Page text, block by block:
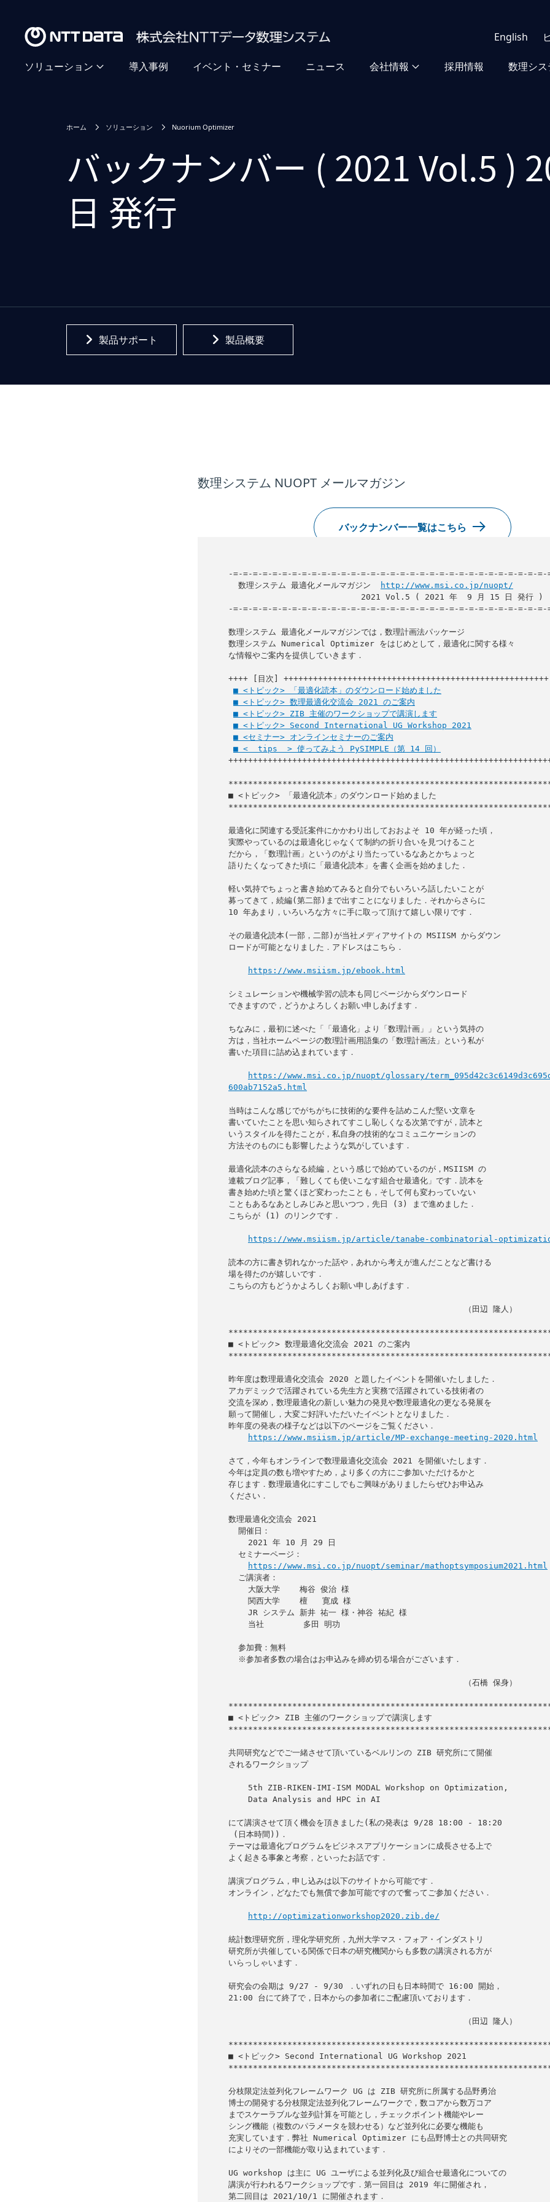
English
ソリューション 導入事例 イベント・セミナー ニュース 会社情報 採用情報 数理シ
ホーム ソリューション Nuorium Optimizer
バックナンバー ( 2021 Vol.5 )
日 発行
製品サポート 製品概要
数理システム NUOPT メールマガジン
バックナンバー一覧はこちら
-=-=-=-=-=-=-=-=-=-=-=-=-=-=-=-=-=-=-=-=-=-=-=-=-=-=-=-=-=-=-=-=-
  数理システム 最適化メールマガジン
http://www.msi.co.jp/nuopt/
-=-=-=-=-=-=-=-=-=-=-=-=-=-=-=-=-=-=-=-=-=-=-=-=-=-=-=-=-=-=-=-=-
数理システム 最適化メールマガジンでは，数理計画法パッケージ
数理システム Numerical Optimizer をはじめとして，最適化に関する様々
な情報やご案内を提供していきます．
++++ [目次] ++++++++++++++++++++++++++++++++++++++++++++++++++++++
■ <トピック> 「最適化読本」のダウンロード始めました
■ <トピック> 数理最適化交流会 2021 のご案内
■ <トピック> ZIB 主催のワークショップで講演します
■ <トピック> Second International UG Workshop 2021
■ <セミナー> オンラインセミナーのご案内
■ <  tips  > 使ってみよう PySIMPLE（第 14 回）
■ <トピック> 「最適化読本」のダウンロード始めました
最適化に関連する受託案件にかかわり出しておおよそ 10 年が経った頃，
実際やっているのは最適化じゃなくて制約の折り合いを見つけること
だから，「数理計画」というのがより当たっているなあとかちょっと
語りたくなってきた頃に「最適化読本」を書く企画を始めました．
軽い気持でちょっと書き始めてみると自分でもいろいろ話したいことが
募ってきて，続編(第二部)まで出すことになりました．それからさらに
10 年あまり，いろいろな方々に手に取って頂けて嬉しい限りです．
その最適化読本(一部，二部)が当社メディアサイトの MSIISM からダウン
ロードが可能となりました．アドレスはこちら．
https://www.msiism.jp/ebook.html
シミュレーションや機械学習の読本も同じページからダウンロード
できますので，どうかよろしくお願い申しあげます．
ちなみに，最初に述べた「「最適化」より「数理計画」」という気持の
方は，当社ホームページの数理計画用語集の「数理計画法」という私が
書いた項目に詰め込まれています．
https://www.msi.co.jp/nuopt/glossary/
600ab7152a5.html
当時はこんな感じでがちがちに技術的な要件を詰めこんだ堅い文章を
書いていたことを思い知らされてすこし恥しくなる次第ですが，読本と
いうスタイルを得たことが，私自身の技術的なコミュニケーションの
方法そのものにも影響したような気がしています．
最適化読本のさらなる続編，という感じで始めているのが，MSIISM の
連載ブログ記事，「難しくても使いこなす組合せ最適化」です．読本を
書き始めた頃と驚くほど変わったことも，そして何も変わっていない
こともあるなあとしみじみと思いつつ，先日 (3) まで進めました．
こちらが (1) のリンクです．
https://www.msiism.jp/article/tanabe-combinatorial-
読本の方に書き切れなかった話や，あれから考えが進んだことなど書ける
場を得たのが嬉しいです．
こちらの方もどうかよろしくお願い申しあげます．
■ <トピック> 数理最適化交流会 2021 のご案内
昨年度は数理最適化交流会 2020 と題したイベントを開催いたしました．
アカデミックで活躍されている先生方と実務で活躍されている技術者の
交流を深め，数理最適化の新しい魅力の発見や数理最適化の更なる発展を
願って開催し，大変ご好評いただいたイベントとなりました．
昨年度の発表の様子などは以下のページをご覧ください．
https://www.msiism.jp/article/MP-exchange-meeting-2020.html
さて，今年もオンラインで数理最適化交流会 2021 を開催いたします．
今年は定員の数も増やすため，より多くの方にご参加いただけるかと
存じます．数理最適化にすこしでもご興味がありましたらぜひお申込み
ください．
数理最適化交流会 2021
https://www.msi.co.jp/nuopt/seminar/mathoptsymposium2021.html
■ <トピック> ZIB 主催のワークショップで講演します
共同研究などでご一緒させて頂いているベルリンの ZIB 研究所にて開催
されるワークショップ
にて講演させて頂く機会を頂きました(私の発表は 9/28 18:00 - 18:20
テーマは最適化プログラムをビジネスアプリケーションに成長させる上で
よく起きる事象と考察，といったお話です．
講演プログラム，申し込みは以下のサイトから可能です．
オンライン，どなたでも無償で参加可能ですので奮ってご参加ください．
http://optimizationworkshop2020.zib.de/
統計数理研究所，理化学研究所，九州大学マス・フォア・インダストリ
研究所が共催している関係で日本の研究機関からも多数の講演される方が
いらっしゃいます．
研究会の会期は 9/27 - 9/30 ．いずれの日も日本時間で 16:00 開始，
21:00 台にて終了で，日本からの参加者にご配慮頂いております．
■ <トピック> Second International UG Workshop 2021
分枝限定法並列化フレームワーク UG は ZIB 研究所に所属する品野勇治
博士の開発する分枝限定法並列化フレームワークで，数コアから数万コア
までスケーラブルな並列計算を可能とし，チェックポイント機能やレー
シング機能（複数のパラメータを競わせる）など並列化に必要な機能も
充実しています．弊社 Numerical Optimizer にも品野博士との共同研究
によりその一部機能が取り込まれています．
UG workshop は主に UG ユーザによる並列化及び組合せ最適化についての
講演が行われるワークショップです．第一回目は 2019 年に開催され，
第二回目は 2021/10/1 に開催されます．